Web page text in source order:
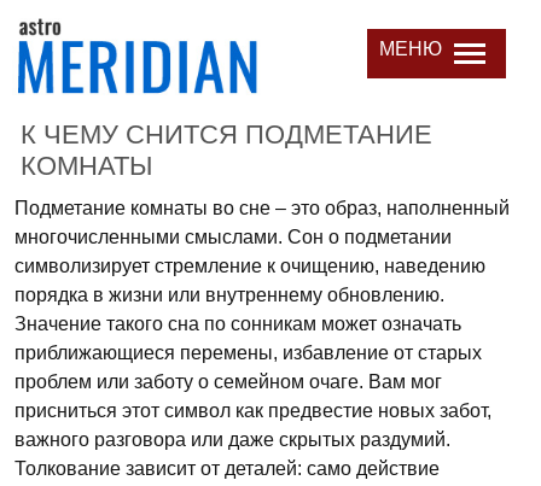
МЕНЮ
К ЧЕМУ СНИТСЯ ПОДМЕТАНИЕ
КОМНАТЫ
Подметание комнаты во сне – это образ, наполненный
многочисленными смыслами. Сон о подметании
символизирует стремление к очищению, наведению
порядка в жизни или внутреннему обновлению.
Значение такого сна по сонникам может означать
приближающиеся перемены, избавление от старых
проблем или заботу о семейном очаге. Вам мог
присниться этот символ как предвестие новых забот,
важного разговора или даже скрытых раздумий.
Толкование зависит от деталей: само действие